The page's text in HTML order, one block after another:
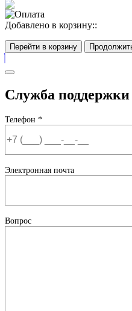
Добавлено в корзину::
Перейти в корзину
Служба поддержки
Телефон *
Электронная почта
Вопрос